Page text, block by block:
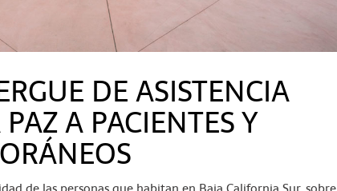
DE ASISTENCIA
A PACIENTES Y